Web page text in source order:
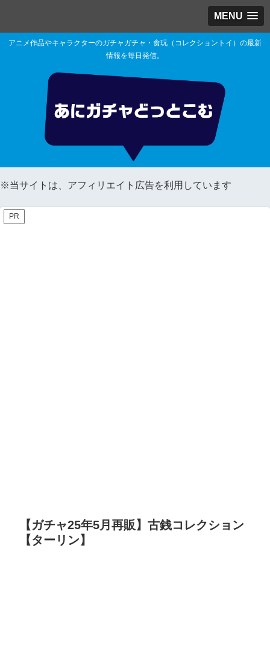
MENU
アニメ作品やキャラクターのガチャガチャ・食玩（コレクショントイ）の最新
情報を毎日発信。
※当サイトは、アフィリエイト広告を利用しています
PR
【ガチャ25年5月再販】古銭コレクション
【ターリン】